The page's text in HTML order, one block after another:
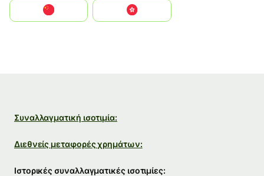
中國香港特別行政區
Συναλλαγματική ισοτιμία:
Διεθνείς μεταφορές χρημάτων:
Ιστορικές συναλλαγματικές ισοτιμίες: